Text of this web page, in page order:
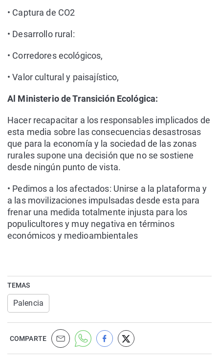
• Captura de CO2
• Desarrollo rural:
• Corredores ecológicos,
• Valor cultural y paisajístico,
Al Ministerio de Transición Ecológica:
Hacer recapacitar a los responsables implicados de
esta media sobre las consecuencias desastrosas
que para la economía y la sociedad de las zonas
rurales supone una decisión que no se sostiene
desde ningún punto de vista.
• Pedimos a los afectados: Unirse a la plataforma y
a las movilizaciones impulsadas desde esta para
frenar una medida totalmente injusta para los
populicultores y muy negativa en términos
económicos y medioambientales
TEMAS
Palencia
COMPARTE